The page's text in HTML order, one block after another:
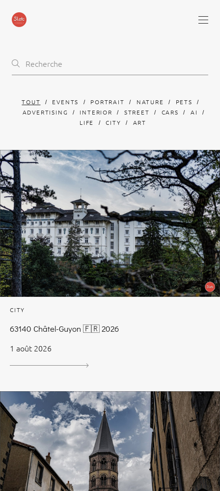
TOUT EVENTS PORTRAIT NATURE
PETS
ADVERTISING
INTERIOR STREET CARS
AI
LIFE
CITY ART
CITY
63140 Châtel-Guyon 🇫🇷 2026
1 août 2026